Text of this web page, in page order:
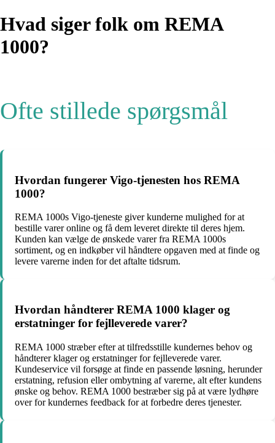
Hvad siger folk om REMA
1000?
Ofte stillede spørgsmål
Hvordan fungerer Vigo-tjenesten hos REMA
1000?
REMA 1000s Vigo-tjeneste giver kunderne mulighed for at
bestille varer online og få dem leveret direkte til deres hjem.
Kunden kan vælge de ønskede varer fra REMA 1000s
sortiment, og en indkøber vil håndtere opgaven med at finde og
levere varerne inden for det aftalte tidsrum.
Hvordan håndterer REMA 1000 klager og
erstatninger for fejlleverede varer?
REMA 1000 stræber efter at tilfredsstille kundernes behov og
håndterer klager og erstatninger for fejlleverede varer.
Kundeservice vil forsøge at finde en passende løsning, herunder
erstatning, refusion eller ombytning af varerne, alt efter kundens
ønske og behov. REMA 1000 bestræber sig på at være lydhøre
over for kundernes feedback for at forbedre deres tjenester.